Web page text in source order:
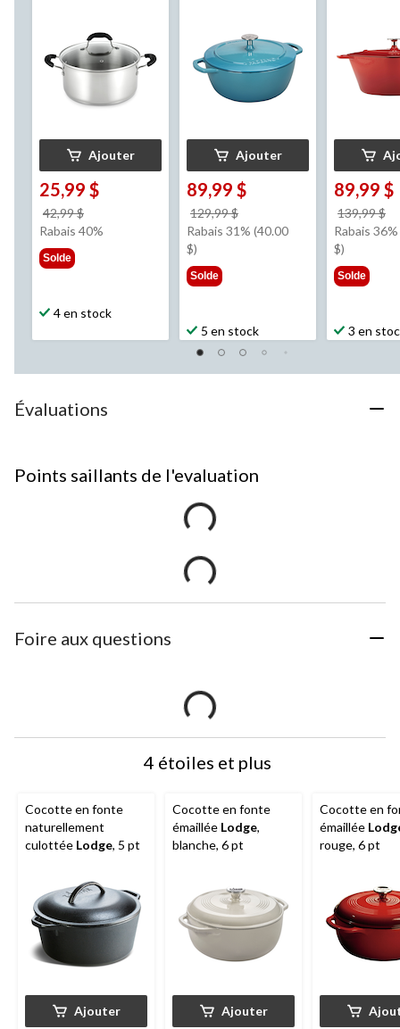
Ajouter
25,99 $
42,99 $
était
Rabais 40%
Solde
4 en stock
Ajouter
89,99 $
129,99 $
était
Rabais 31% (40.00
$)
Solde
5 en stock
89,99 $
139,99 $
Rabais
$)
Solde
3 en
Évaluations
Points saillants de l'evaluation
Foire aux questions
4 étoiles et plus
Cocotte en fonte
naturellement
culottée Lodge, 5 pt
Ajouter
Cocotte en fonte
émaillée Lodge,
blanche, 6 pt
Ajouter
Cocotte en
émaillée
rouge, 6 pt